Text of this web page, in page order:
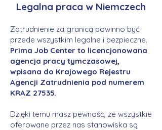
Legalna praca w Niemczech
Zatrudnienie za granicą powinno być
przede wszystkim legalne i bezpieczne.
Prima Job Center to licencjonowana
agencja pracy tymczasowej,
wpisana do Krajowego Rejestru
Agencji Zatrudnienia pod numerem
KRAZ 27535.
Dzięki temu masz pewność, że wszystkie
oferowane przez nas stanowiska są